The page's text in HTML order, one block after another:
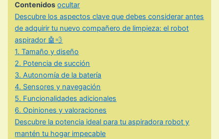
Contenidos ocultar
Descubre los aspectos clave que debes considerar antes
de adquirir tu nuevo compañero de limpieza: el robot
aspirador 🤖💨
1. Tamaño y diseño
2. Potencia de succión
3. Autonomía de la batería
4. Sensores y navegación
5. Funcionalidades adicionales
6. Opiniones y valoraciones
Descubre la potencia ideal para tu aspiradora robot y
mantén tu hogar impecable